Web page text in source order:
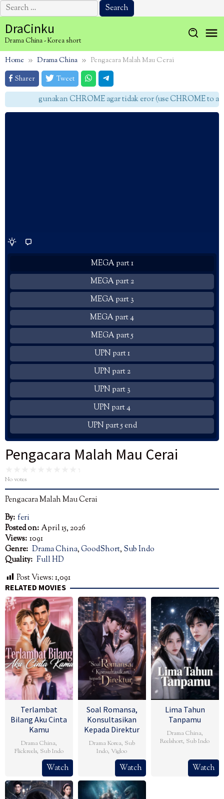
Search
for:
to
content
DraCinku
Drama China - Korea short
Home Drama China
Pengacara Malah Mau Cerai
Sharer
Tweet
gunakan CHROME agar tidak eror (use CHROME to
MEGA part 1
MEGA part 2
MEGA part 3
MEGA part 4
MEGA part 5
UPN part 1
UPN part 2
UPN part 3
UPN part 4
UPN part 5 end
Pengacara Malah Mau Cerai
No votes
Pengacara Malah Mau Cerai
By: feri
Posted on: April 15, 2026
Views: 1091
Genre: Drama China,GoodShort, Sub Indo
Quality: Full HD
Post Views:1,091
RELATED MOVIES
Terlambat
Bilang Aku Cinta
Kamu
Drama China,
Flickreels, Sub Indo
Watch
Soal Romansa,
Konsultasikan
Kepada Direktur
Drama Korea, Sub
Indo,Vigloo
Watch
Lima Tahun
Tanpamu
Drama China,
Reelshort, Sub Indo
Watch